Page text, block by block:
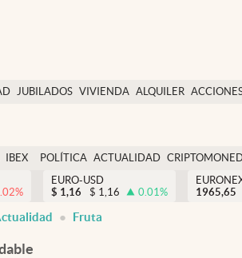
JUBILADOS VIVIENDA ALQUILER
USA
IBEX
EURO
POLÍTICA ACTUALIDAD
%
EURO-USD
$ 1,16 $ 1,16 0.01%
1965,65
Fruta